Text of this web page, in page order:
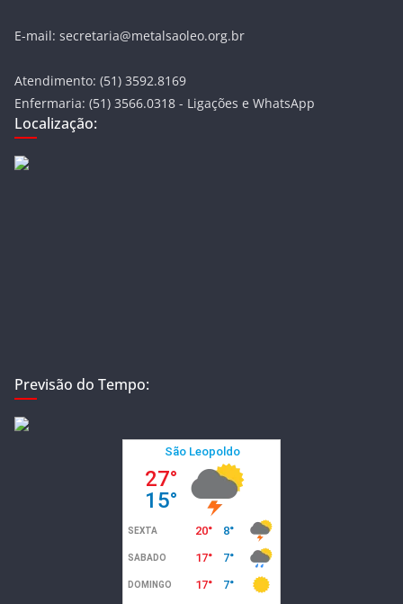
E-mail: secretaria@metalsaoleo.org.br
Atendimento: (51) 3592.8169
Enfermaria: (51) 3566.0318 - Ligações e WhatsApp
Localização:
Previsão do Tempo: